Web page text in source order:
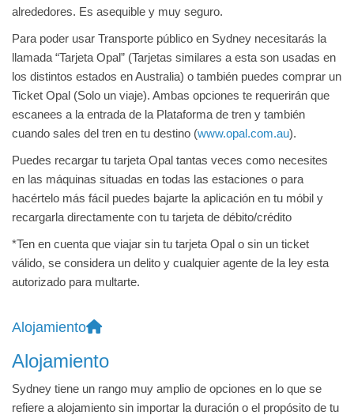
alrededores. Es asequible y muy seguro.
Para poder usar Transporte público en Sydney necesitarás la
llamada “Tarjeta Opal” (Tarjetas similares a esta son usadas en
los distintos estados en Australia) o también puedes comprar un
Ticket Opal (Solo un viaje). Ambas opciones te requerirán que
escanees a la entrada de la Plataforma de tren y también
cuando sales del tren en tu destino (www.opal.com.au).
Puedes recargar tu tarjeta Opal tantas veces como necesites
en las máquinas situadas en todas las estaciones o para
hacértelo más fácil puedes bajarte la aplicación en tu móbil y
recargarla directamente con tu tarjeta de débito/crédito
*Ten en cuenta que viajar sin tu tarjeta Opal o sin un ticket
válido, se considera un delito y cualquier agente de la ley esta
autorizado para multarte.
Alojamiento
Alojamiento
Sydney tiene un rango muy amplio de opciones en lo que se
refiere a alojamiento sin importar la duración o el propósito de tu